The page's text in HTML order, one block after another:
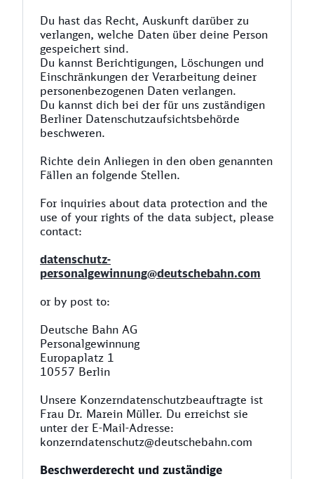
Du hast das Recht, Auskunft darüber zu
verlangen, welche Daten über deine Person
gespeichert sind.
Du kannst Berichtigungen, Löschungen und
Einschränkungen der Verarbeitung deiner
personenbezogenen Daten verlangen.
Du kannst dich bei der für uns zuständigen
Berliner Datenschutzaufsichtsbehörde
beschweren.
Richte dein Anliegen in den oben genannten
Fällen an folgende Stellen.
For inquiries about data protection and the
use of your rights of the data subject, please
contact:
datenschutz-
personalgewinnung@deutschebahn.com
or by post to:
Deutsche Bahn AG
Personalgewinnung
Europaplatz 1
10557 Berlin
Unsere Konzerndatenschutzbeauftragte ist
Frau Dr. Marein Müller. Du erreichst sie
unter der E-Mail-Adresse:
konzerndatenschutz@deutschebahn.com
Beschwerderecht und zuständige